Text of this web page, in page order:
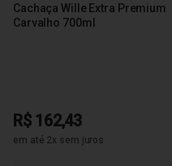
Cachaça Wille Extra Premium
Carvalho 700ml
R$ 162,43
em até 2x sem juros